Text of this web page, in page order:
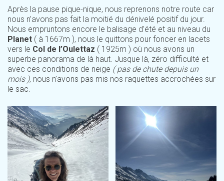
Après la pause pique-nique, nous reprenons notre route car
nous n’avons pas fait la moitié du dénivelé positif du jour.
Nous empruntons encore le balisage d’été et au niveau du
Planet ( à 1667m ), nous le quittons pour foncer en lacets
vers le Col de l’Oulettaz ( 1925m ) où nous avons un
superbe panorama de là haut. Jusque là, zéro difficulté et
avec ces conditions de neige ( pas de chute depuis un
mois ), nous n’avons pas mis nos raquettes accrochées sur
le sac.